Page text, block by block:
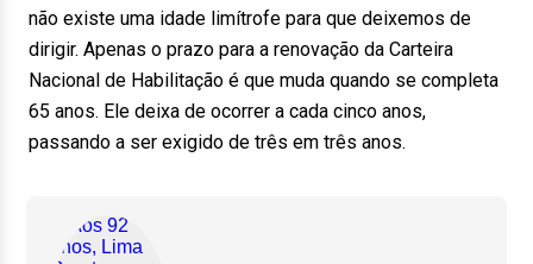
não existe uma idade limítrofe para que deixemos de
dirigir. Apenas o prazo para a renovação da Carteira
Nacional de Habilitação é que muda quando se completa
65 anos. Ele deixa de ocorrer a cada cinco anos,
passando a ser exigido de três em três anos.